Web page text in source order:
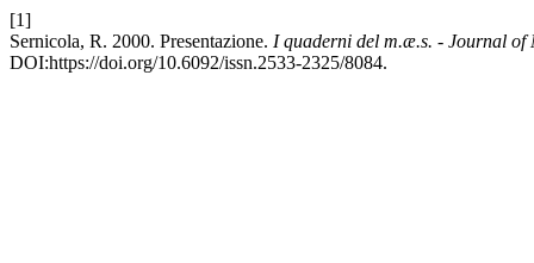
[1]
Sernicola, R. 2000. Presentazione. I quaderni del m.æ.s. - Journal
DOI:https://doi.org/10.6092/issn.2533-2325/8084.